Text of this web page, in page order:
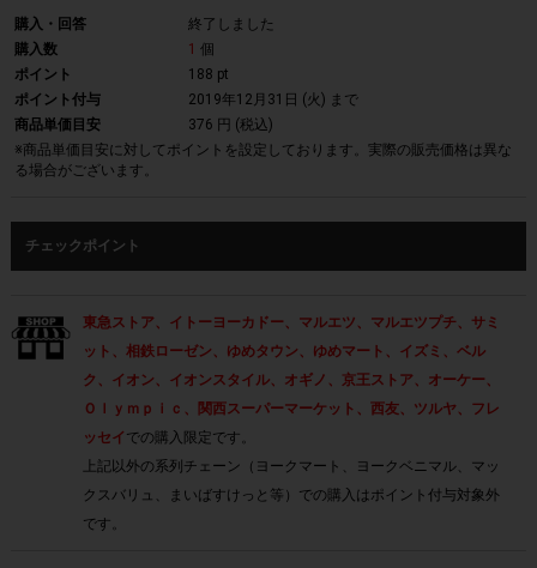
購入・回答
終了しました
購入数
1 個
ポイント
188 pt
ポイント付与
2019年12月31日 (火) まで
商品単価目安
376 円 (税込)
※商品単価目安に対してポイントを設定しております。実際の販売価格は異な
る場合がございます。
チェックポイント
東急ストア、イトーヨーカドー、マルエツ、マルエツプチ、サミ
ット、相鉄ローゼン、ゆめタウン、ゆめマート、イズミ、ベル
ク、イオン、イオンスタイル、オギノ、京王ストア、オーケー、
Ｏｌｙｍｐｉｃ、関西スーパーマーケット、西友、ツルヤ、フレ
ッセイ での購入限定です。
上記以外の系列チェーン（ヨークマート、ヨークベニマル、マッ
クスバリュ、まいばすけっと等）での購入はポイント付与対象外
です。